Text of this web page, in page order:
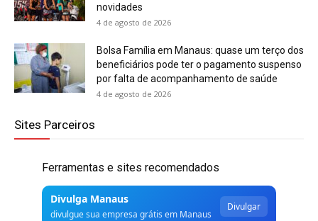
novidades
4 de agosto de 2026
Bolsa Família em Manaus: quase um terço dos
beneficiários pode ter o pagamento suspenso
por falta de acompanhamento de saúde
4 de agosto de 2026
Sites Parceiros
Ferramentas e sites recomendados
Divulga Manaus
divulgue sua empresa grátis em Manaus
Divulgar